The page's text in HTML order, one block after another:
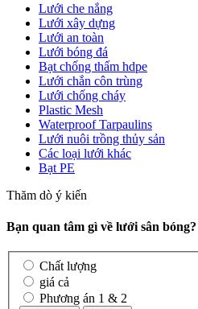
Lưới che nắng
Lưới xây dựng
Lưới an toàn
Lưới bóng đá
Bạt chống thấm hdpe
Lưới chắn côn trùng
Lưới chống cháy
Plastic Mesh
Waterproof Tarpaulins
Lưới nuôi trồng thủy sản
Các loại lưới khác
Bạt PE
Thăm dò ý kiến
Bạn quan tâm gì về lưới sân bóng?
Chất lượng
giá cả
Phương án 1 & 2